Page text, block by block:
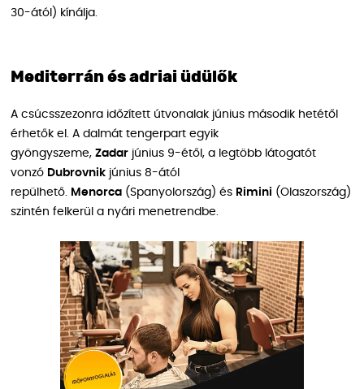
30-ától) kínálja.
Mediterrán és adriai üdülők
A csúcsszezonra időzített útvonalak június második hetétől
érhetők el. A dalmát tengerpart egyik
gyöngyszeme, Zadar június 9-étől, a legtöbb látogatót
vonzó Dubrovnik június 8-ától
repülhető.
Menorca (Spanyolország) és Rimini (Olaszország)
szintén felkerül a nyári menetrendbe.